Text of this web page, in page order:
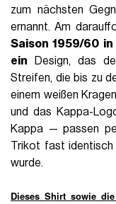
zum nächsten
ernannt. Am
Saison 1959/60
ein Design, das
Streifen, die bis zu
einem weißen
und das Kappa-
Kappa — passen
Trikot fast identisch
wurde.
Dieses Shirt sowie